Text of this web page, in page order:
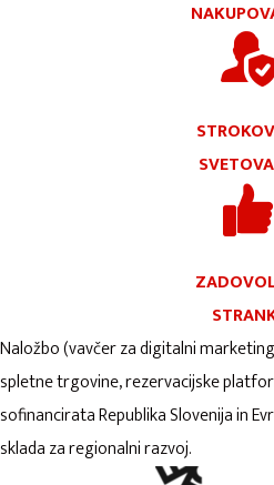
Naložbo (vavčer za digitalni
spletne trgovine, rezervacijske
sofinancirata Republika Slovenija in
sklada za regionalni razvoj.